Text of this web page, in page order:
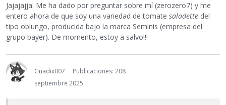
Jajajajja. Me ha dado por preguntar sobre mí (zerozero7) y me
entero ahora de que soy una variedad de tomate saladette del
tipo oblungo, producida bajo la marca Seminis (empresa del
grupo bayer). De momento, estoy a salvo!!!
Guadix007
Publicaciones: 208
septiembre 2025